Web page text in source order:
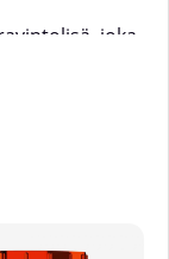
joka
ovat
Illalla alas
kuin vain